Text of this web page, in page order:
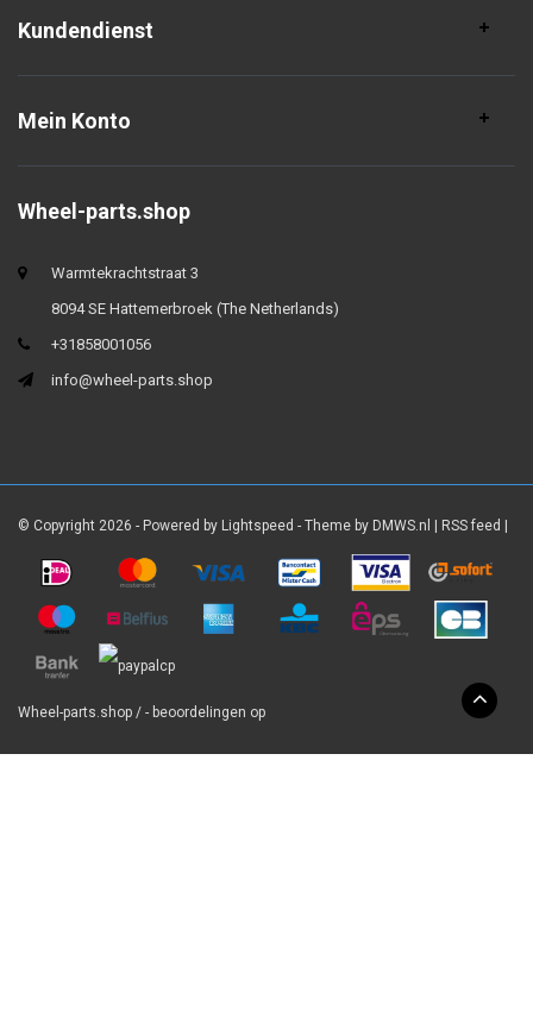
Kundendienst
Mein Konto
Wheel-parts.shop
Warmtekrachtstraat 3
8094 SE Hattemerbroek (The Netherlands)
+31858001056
info@wheel-parts.shop
© Copyright 2026 - Powered by Lightspeed - Theme by DMWS.nl | RSS feed |
Wheel-parts.shop / - beoordelingen op